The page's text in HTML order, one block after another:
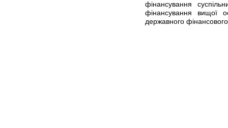
фінансування
фінансування вищої
державного